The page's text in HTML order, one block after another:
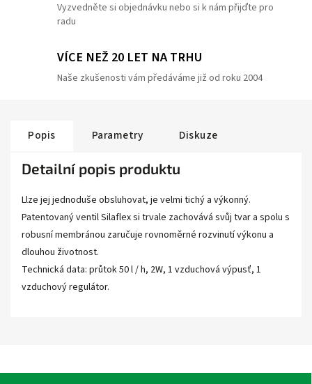
Vyzvedněte si objednávku nebo si k nám přijďte pro
radu
VÍCE NEŽ 20 LET NA TRHU
Naše zkušenosti vám předáváme již od roku 2004
Popis Parametry Diskuze
Detailní popis produktu
Llze jej jednoduše obsluhovat, je velmi tichý a výkonný.
Patentovaný ventil Silaflex si trvale zachovává svůj tvar a spolu s
robusní membránou zaručuje rovnoměrné rozvinutí výkonu a
dlouhou životnost.
Technická data: průtok 50 l / h, 2W, 1 vzduchová výpusť, 1
vzduchový regulátor.